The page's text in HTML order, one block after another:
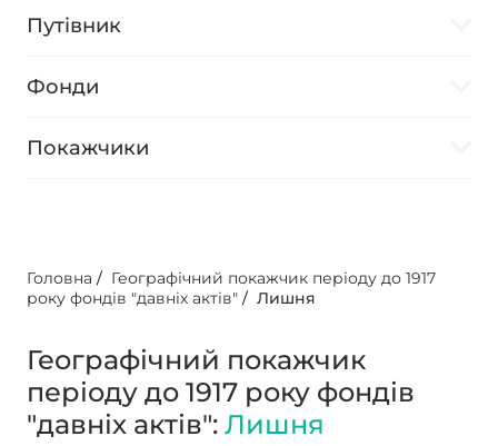
Путівник
Фонди
Покажчики
Головна / Географічний покажчик періоду до 1917
року фондів "давніх актів" / Лишня
Географічний покажчик
періоду до 1917 року фондів
"давніх актів": Лишня